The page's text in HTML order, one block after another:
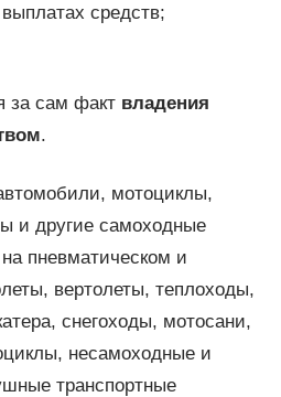
средств;
за сам факт владения
.
мотоциклы,
и другие самоходные
пневматическом и
вертолеты, теплоходы,
снегоходы, мотосани,
несамоходные и
транспортные